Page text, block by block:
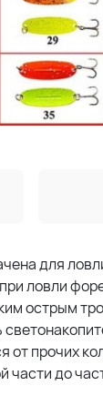
для
ловли
острым
от прочих
части до